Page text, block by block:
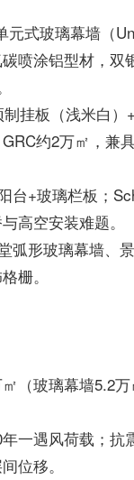
元式玻璃幕墙（
喷涂铝型材，双
挂板（浅米白）
约2万㎡，兼
台+玻璃栏板；
高空安装难题。
弧形玻璃幕墙、
栅。
（玻璃幕墙5.2
一遇风荷载；抗
位移。